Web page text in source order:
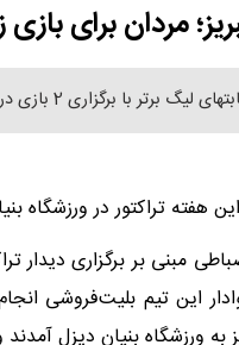
مردان برای بازی
2 بازی در تهران و تبریز آغاز شد.
هفته تراکتور در
مبنی بر برگزاری دیدار
این تیم بلیت‌فروشی
به ورزشگاه بنیان دیزل